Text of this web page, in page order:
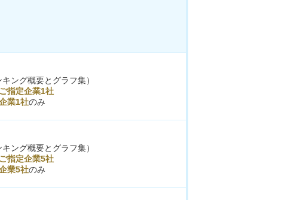
ング概要とグラフ集）
ご指定企業1社
業1社のみ
ング概要とグラフ集）
ご指定企業5社
業5社のみ